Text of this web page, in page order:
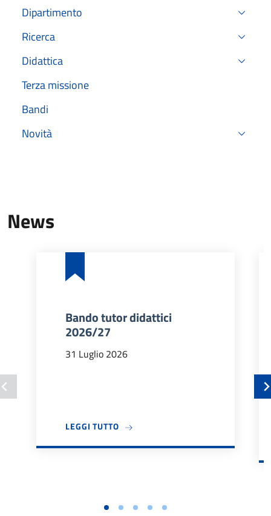
Dipartimento
Ricerca
Didattica
Terza missione
Bandi
Novità
News
Bando tutor didattici
2026/27
31 Luglio 2026
LEGGI TUTTOA PROPOSITO DI BANDO TUTOR